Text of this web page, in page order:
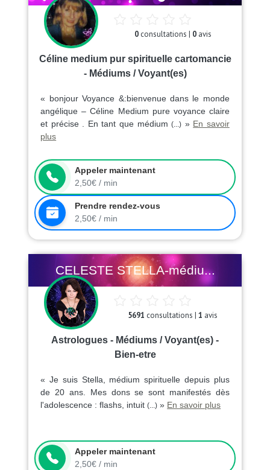
0consultations | 0 avis
Céline medium pur spirituelle cartomancie
- Médiums / Voyant(es)
« bonjour Voyance &:bienvenue dans le monde
angélique – Céline Medium pure voyance claire
et précise . En tant que médium(...) » En savoir
plus
Appeler maintenant
2,50€ / min
Prendre rendez-vous
2,50€ / min
CELESTE STELLA-médiu...
5691 consultations |1 avis
Astrologues - Médiums / Voyant(es) -
Bien-etre
« Je suis Stella, médium spirituelle depuis plus
de 20 ans. Mes dons se sont manifestés dès
l'adolescence : flashs, intuit(...) » En savoir plus
Appeler maintenant
2,50€ / min